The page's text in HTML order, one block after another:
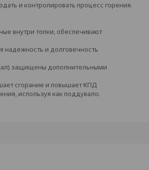
и контролировать процесс горения.
внутри топки, обеспечивают
и долговечность
защищены дополнительными
сгорание и повышает КПД
используя как поддувало.